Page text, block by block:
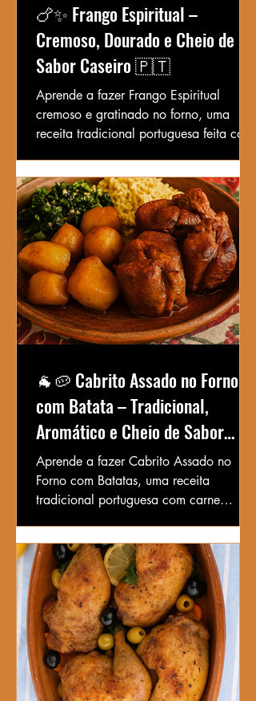
🍗✨ Frango Espiritual –
Cremoso, Dourado e Cheio de
Sabor Caseiro 🇵🇹
Aprende a fazer Frango Espiritual
cremoso e gratinado no forno, uma
receita tradicional portuguesa feita com
🐐🥔 Cabrito Assado no Forno
com Batata – Tradicional,
Aromático e Cheio de Sabor
🇵🇹
Aprende a fazer Cabrito Assado no
Forno com Batatas, uma receita
tradicional portuguesa com carne